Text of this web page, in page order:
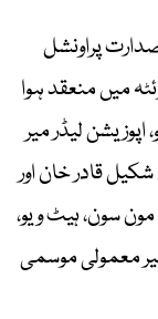
پراونشل
میں منعقد ہوا
لیڈر میر
قادر خان اور
سون، ہیٹ ویو،
معمولی موسمی